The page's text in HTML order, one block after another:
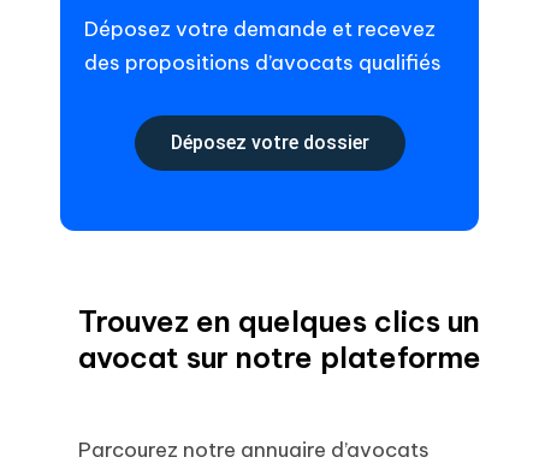
Déposez votre demande et recevez
des propositions d’avocats qualifiés
Déposez votre dossier
Trouvez en quelques clics un
avocat sur notre plateforme
Parcourez notre annuaire d’avocats